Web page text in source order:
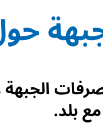
بلد.